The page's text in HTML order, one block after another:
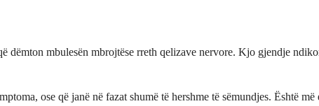
mbulesën mbrojtëse rreth qelizave nervore. Kjo gjendje
ose që janë në fazat shumë të hershme të sëmundjes. Është